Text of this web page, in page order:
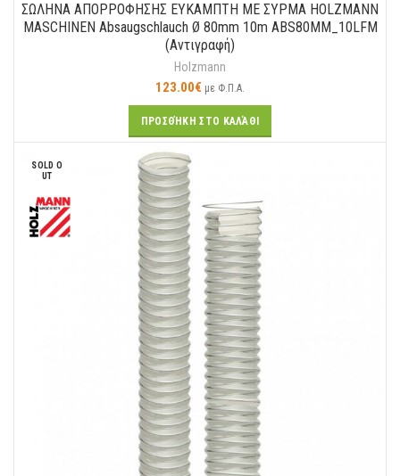
ΣΩΛΗΝΑ ΑΠΟΡΡΟΦΗΣΗΣ ΕΥΚΑΜΠΤΗ ΜΕ ΣΥΡΜΑ HOLZMANN
MASCHINEN Absaugschlauch Ø 80mm 10m ABS80MM_10LFM
(Αντιγραφή)
Holzmann
123.00€ με Φ.Π.Α.
ΠΡΟΣΘΉΚΗ ΣΤΟ ΚΑΛΆΘΙ
SOLD O
UT